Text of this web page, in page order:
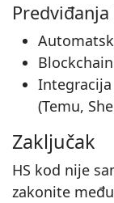
(Temu,
Zaključak
HS kod nije
zakonite